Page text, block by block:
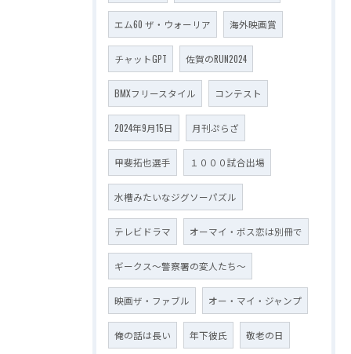
エム60 ザ・ウォーリア 海外映画賞
チャットGPT 佐賀のRUN2024
BMXフリースタイル コンテスト
2024年9月15日 月刊ぷらざ
甲斐拓也選手 １０００試合出場
水槽みたいなジグソーパズル
テレビドラマ オーマイ・ボス恋は別冊で
ギークス～警察署の変人たち～
映画ザ・ファブル オー・マイ・ジャンプ
俺の話は長い 年下彼氏 敬老の日